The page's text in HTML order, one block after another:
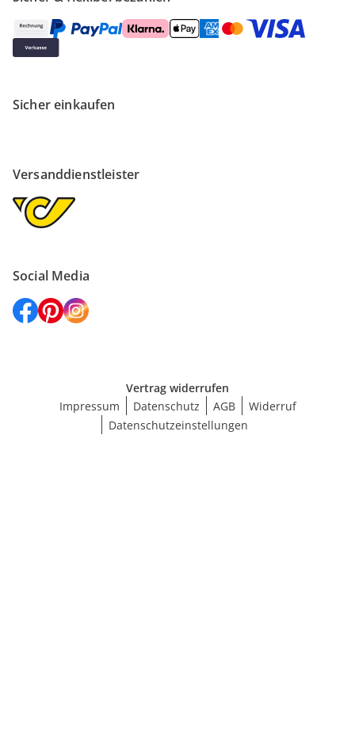
Sicher einkaufen
Versanddienstleister
Social Media
Vertrag widerrufen
Impressum
Datenschutz AGB
Widerruf
Datenschutzeinstellungen